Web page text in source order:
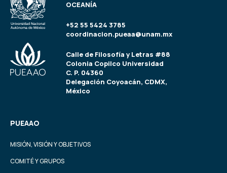
OCEANÍA
+52 55 5424 3785
coordinacion.pueaa@unam.mx
Calle de Filosofía y Letras #88
Colonia Copilco Universidad
C. P. 04360
Delegación Coyoacán, CDMX,
México
PUEAAO
MISIÓN, VISIÓN Y OBJETIVOS
COMITÉ Y GRUPOS